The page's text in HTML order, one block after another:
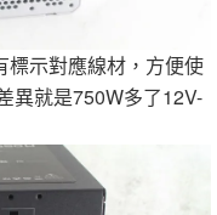
示對應線材，方便使
異就是750W多了12V-